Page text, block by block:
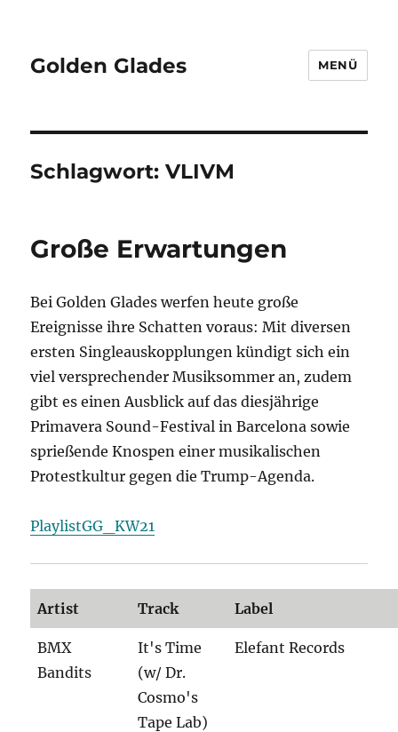
Golden Glades MENÜ
Schlagwort:VLIVM
Große Erwartungen
Bei Golden Glades werfen heute große
Ereignisse ihre Schatten voraus: Mit diversen
ersten Singleauskopplungen kündigt sich ein
viel versprechender Musiksommer an, zudem
gibt es einen Ausblick auf das diesjährige
Primavera Sound-Festival in Barcelona sowie
sprießende Knospen einer musikalischen
Protestkultur gegen die Trump-Agenda.
PlaylistGG_KW21
Artist Track Label
BMX
Bandits
It's Time
(w/ Dr.
Cosmo's
Tape Lab)
Elefant Records